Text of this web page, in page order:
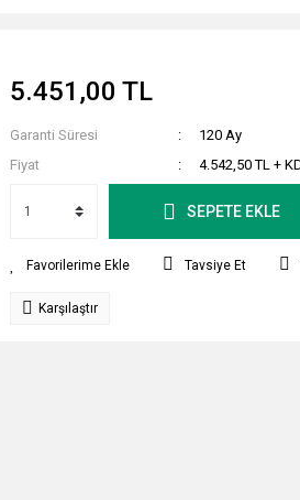
5.451,00 TL
Garanti Süresi
120 Ay
Fiyat
4.542,50 TL +
SEPETE EKLE
Tavsiye Et
Karşılaştır